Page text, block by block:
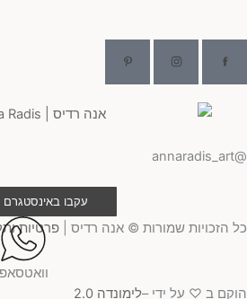
עקבו באינסטגרם
הזכויות שמורות © אנה רדיס | פרטיות
ב ♡ על ידי – לימונדה 2.0
וואטסאפ